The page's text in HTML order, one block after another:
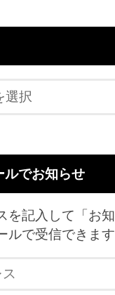
ルでお知らせ
を記入して「お
ルで受信できます